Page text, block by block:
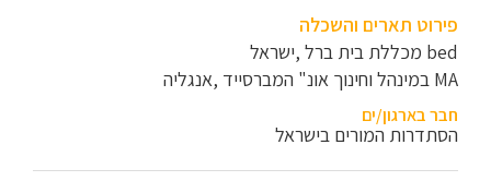
פירוט תארים והשכלה
bed מכללת בית ברל ,ישראל
MA במינהל וחינוך אונ" המברסייד ,אנגליה
חבר בארגון/ים
הסתדרות המורים בישראל